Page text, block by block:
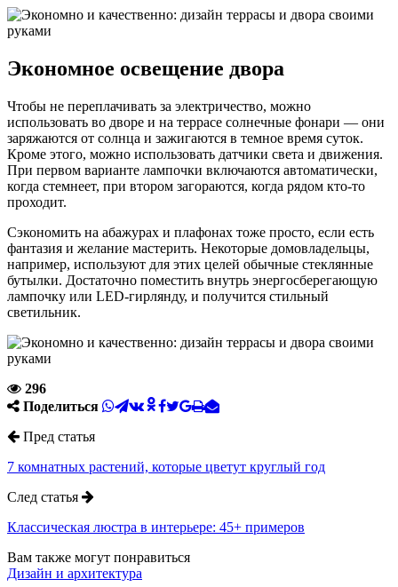
Экономное освещение двора
Чтобы не переплачивать за электричество, можно
использовать во дворе и на террасе солнечные фонари — они
заряжаются от солнца и зажигаются в темное время суток.
Кроме этого, можно использовать датчики света и движения.
При первом варианте лампочки включаются автоматически,
когда стемнеет, при втором загораются, когда рядом кто-то
проходит.
Сэкономить на абажурах и плафонах тоже просто, если есть
фантазия и желание мастерить. Некоторые домовладельцы,
например, используют для этих целей обычные стеклянные
бутылки. Достаточно поместить внутрь энергосберегающую
лампочку или LED-гирлянду, и получится стильный
светильник.
296
Поделиться
Пред статья
7 комнатных растений, которые цветут круглый год
След статья
Классическая люстра в интерьере: 45+ примеров
Вам также могут понравиться
Дизайн и архитектура